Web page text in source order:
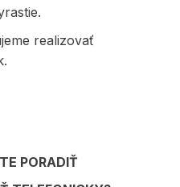
realizovať
PORADIŤ